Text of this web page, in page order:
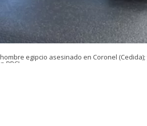
egipcio asesinado en Coronel
BBCL